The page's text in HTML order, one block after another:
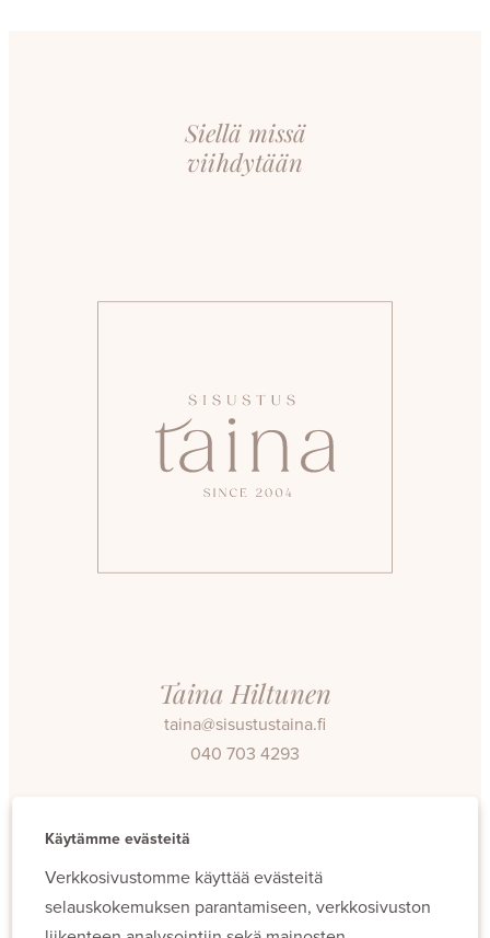
Siellä missä
viihdytään
Taina Hiltunen
taina@sisustustaina.fi
040 703 4293
Käytämme evästeitä
Verkkosivustomme käyttää evästeitä
selauskokemuksen parantamiseen, verkkosivuston